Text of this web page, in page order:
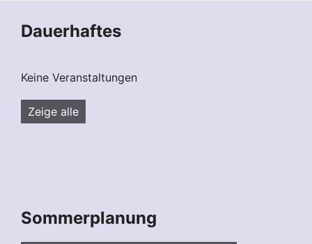
Dauerhaftes
Keine Veranstaltungen
Zeige alle
Sommerplanung